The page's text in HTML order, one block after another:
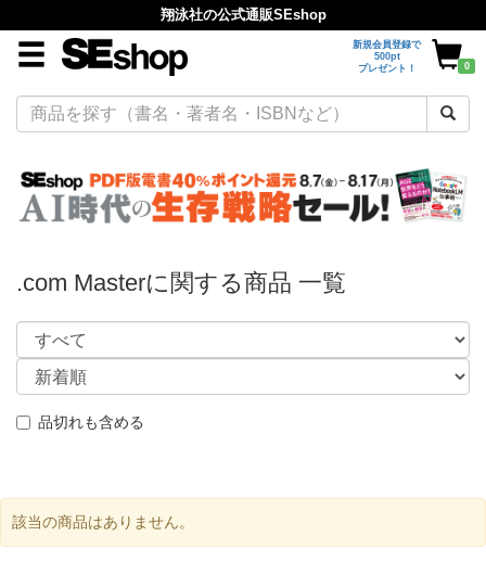
翔泳社の公式通販SEshop
新規会員登録で
500pt
プレゼント！
0
.com Masterに関する商品 一覧
品切れも含める
該当の商品はありません。